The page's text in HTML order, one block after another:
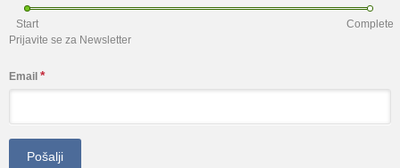
Start
Complete
Prijavite se za Newsletter
Email *